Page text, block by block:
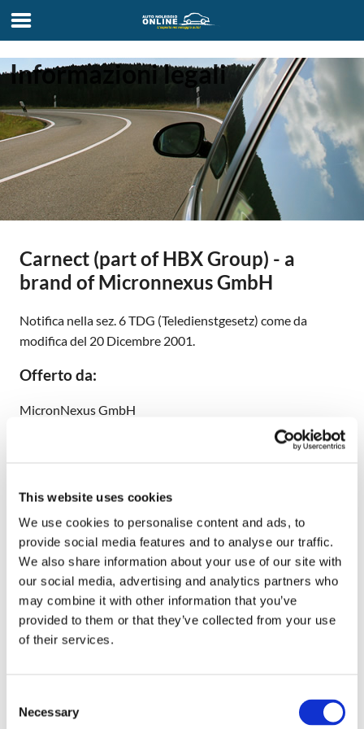
This website uses cookies
We use cookies to personalise content and ads, to
provide social media features and to analyse our traffic.
We also share information about your use of our site with
our social media, advertising and analytics partners who
may combine it with other information that you’ve
provided to them or that they’ve collected from your use
of their services.
Selection
Necessary
Informazioni legali
Carnect (part of HBX Group) - a
brand of Micronnexus GmbH
Notifica nella sez. 6 TDG (Teledienstgesetz) come da
modifica del 20 Dicembre 2001.
Offerto da:
MicronNexus GmbH
Germania
E-Mail: info@carhiremarket.com
Internet:www.carhiremarket.com
Registrato:
Corte di giustizia di Amburgo
HRB: 75276